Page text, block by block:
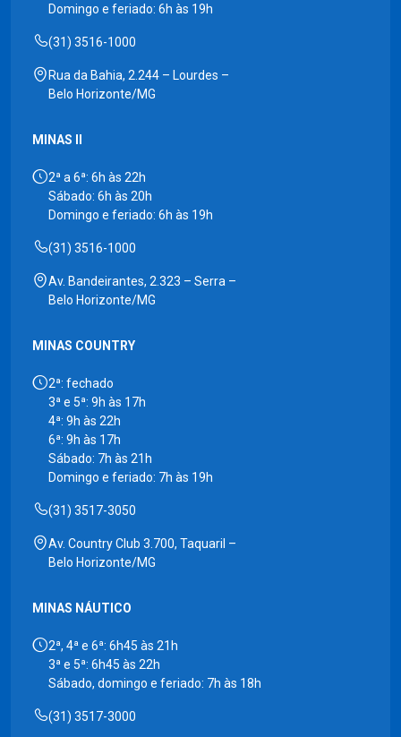
Domingo e feriado: 6h às 19h
(31) 3516-1000
Rua da Bahia, 2.244 – Lourdes –
Belo Horizonte/MG
MINAS II
2ª a 6ª: 6h às 22h
Sábado: 6h às 20h
Domingo e feriado: 6h às 19h
(31) 3516-1000
Av. Bandeirantes, 2.323 – Serra –
Belo Horizonte/MG
MINAS COUNTRY
2ª: fechado
3ª e 5ª: 9h às 17h
4ª: 9h às 22h
6ª: 9h às 17h
Sábado: 7h às 21h
Domingo e feriado: 7h às 19h
(31) 3517-3050
Av. Country Club 3.700, Taquaril –
Belo Horizonte/MG
MINAS NÁUTICO
2ª, 4ª e 6ª: 6h45 às 21h
3ª e 5ª: 6h45 às 22h
Sábado, domingo e feriado: 7h às 18h
(31) 3517-3000